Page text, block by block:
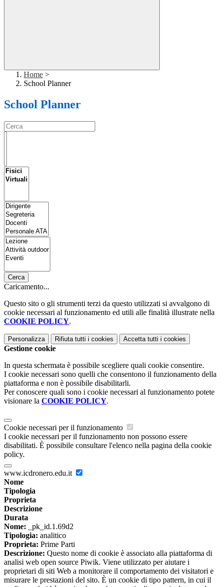
Home >
School Planner
School Planner
Cerca
Caricamento...
Questo sito o gli strumenti terzi da questo utilizzati si avvalgono di
cookie necessari al funzionamento ed utili alle finalità illustrate nella
COOKIE POLICY.
Personalizza Rifiuta tutti i cookies Accetta tutti i cookies
Gestione cookie
In questa schermata è possibile scegliere quali cookie consentire.
I cookie necessari sono quelli che consentono il funzionamento della
piattaforma e non è possibile disabilitarli.
Per conoscere quali sono i cookie necessari al funzionamento potete
visionare la COOKIE POLICY.
Cookie necessari per il funzionamento
I cookie necessari per il funzionamento non possono essere
disabilitati. È possibile consultare l'elenco nella pagina della cookie
policy.
www.icdronero.edu.it
Nome
Tipologia
Proprieta
Descrizione
Durata
Nome: _pk_id.1.69d2
Tipologia: analitico
Proprieta: Prime Parti
Descrizione: Questo nome di cookie è associato alla piattaforma di
analisi web open source Piwik. Viene utilizzato per aiutare i
proprietari di siti Web a monitorare il comportamento dei visitatori e
misurare le prestazioni del sito. È un cookie di tipo pattern, in cui il